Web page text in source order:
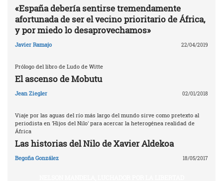
«España debería sentirse tremendamente
afortunada de ser el vecino prioritario de África,
y por miedo lo desaprovechamos»
Javier Ramajo 22/04/2019
Prólogo del libro de Ludo de Witte
El ascenso de Mobutu
Jean Ziegler 02/01/2018
Viaje por las aguas del río más largo del mundo sirve como pretexto al
periodista en 'Hijos del Nilo' para acercar la heterogénea realidad de
África
Las historias del Nilo de Xavier Aldekoa
Begoña González 18/05/2017